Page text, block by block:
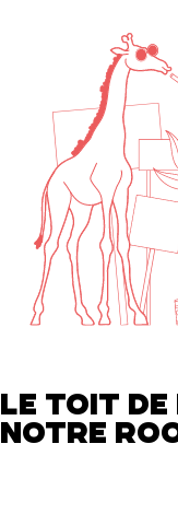
LE TOIT
NOTRE